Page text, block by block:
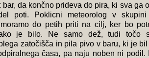
da končno prideva do pira, ki sva ga
poti. Poklicni meteorolog v
do petih priti na cilj, ker bo
je bilo. Ne samo dež, tudi točo
zatočišča in pila pivo v baru, ki je
časa, pa naju noben ni podil.